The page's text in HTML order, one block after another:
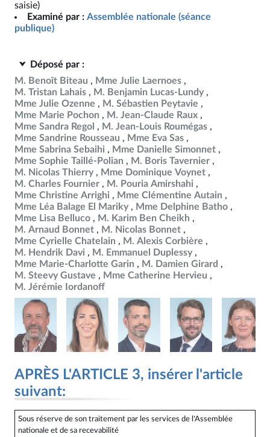
saisie)
Examiné par : Assemblée nationale (séance
publique)
Déposé par :
M. Benoît Biteau
Mme Julie Laernoes
M. Tristan Lahais
M. Benjamin Lucas-Lundy
Mme Julie Ozenne
M. Sébastien Peytavie
Mme Marie Pochon
M. Jean-Claude Raux
Mme Sandra Regol
M. Jean-Louis Roumégas
Mme Sandrine Rousseau
Mme Eva Sas
Mme Sabrina Sebaihi
Mme Danielle Simonnet
Mme Sophie Taillé-Polian
M. Boris Tavernier
M. Nicolas Thierry
Mme Dominique Voynet
M. Charles Fournier
M. Pouria Amirshahi
Mme Christine Arrighi
Mme Clémentine Autain
Mme Léa Balage El Mariky
Mme Delphine Batho
Mme Lisa Belluco
M. Karim Ben Cheikh
M. Arnaud Bonnet
M. Nicolas Bonnet
Mme Cyrielle Chatelain
M. Alexis Corbière
M. Hendrik Davi
M. Emmanuel Duplessy
Mme Marie-Charlotte Garin
M. Damien Girard
M. Steevy Gustave
Mme Catherine Hervieu
M. Jérémie Iordanoff
APRÈS L'ARTICLE 3, insérer l'article
suivant:
Sous réserve de son traitement par les services de l'Assemblée
nationale et de sa recevabilité